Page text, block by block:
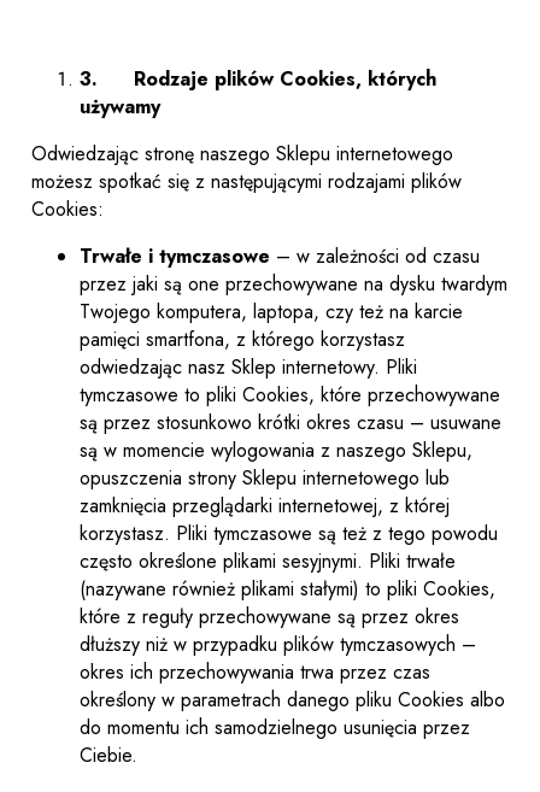
3. Rodzaje plików Cookies, których
używamy
Odwiedzając stronę naszego Sklepu internetowego
możesz spotkać się z następującymi rodzajami plików
Cookies:
Trwałe i tymczasowe – w zależności od czasu
przez jaki są one przechowywane na dysku twardym
Twojego komputera, laptopa, czy też na karcie
pamięci smartfona, z którego korzystasz
odwiedzając nasz Sklep internetowy. Pliki
tymczasowe to pliki Cookies, które przechowywane
są przez stosunkowo krótki okres czasu – usuwane
są w momencie wylogowania z naszego Sklepu,
opuszczenia strony Sklepu internetowego lub
zamknięcia przeglądarki internetowej, z której
korzystasz. Pliki tymczasowe są też z tego powodu
często określone plikami sesyjnymi. Pliki trwałe
(nazywane również plikami stałymi) to pliki Cookies,
które z reguły przechowywane są przez okres
dłuższy niż w przypadku plików tymczasowych –
okres ich przechowywania trwa przez czas
określony w parametrach danego pliku Cookies albo
do momentu ich samodzielnego usunięcia przez
Ciebie.